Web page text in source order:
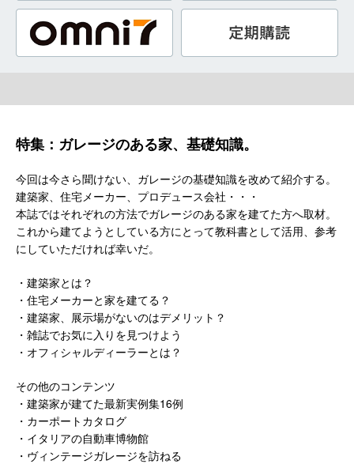
特集：ガレージのある家、基礎知識。
今回は今さら聞けない、ガレージの基礎知識を改めて紹介する。
建築家、住宅メーカー、プロデュース会社・・・
本誌ではそれぞれの方法でガレージのある家を建てた方へ取材。
これから建てようとしている方にとって教科書として活用、参考
にしていただければ幸いだ。
・建築家とは？
・住宅メーカーと家を建てる？
・建築家、展示場がないのはデメリット？
・雑誌でお気に入りを見つけよう
・オフィシャルディーラーとは？
その他のコンテンツ
・建築家が建てた最新実例集16例
・カーポートカタログ
・イタリアの自動車博物館
・ヴィンテージガレージを訪ねる